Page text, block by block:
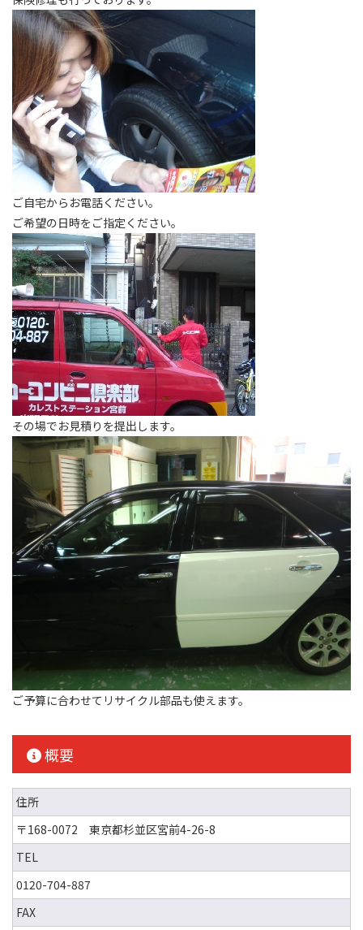
ご自宅からお電話ください。
ご希望の日時をご指定ください。
その場でお見積りを提出します。
ご予算に合わせてリサイクル部品も使えます。
概要
住所
〒168-0072 東京都杉並区宮前4-26-8
TEL
0120-704-887
FAX